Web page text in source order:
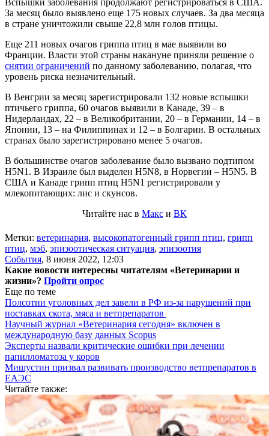
За месяц было выявлено еще 175 новых случаев. За два месяца
в стране уничтожили свыше 22,8 млн голов птицы.
Еще 211 новых очагов гриппа птиц в мае выявили во
Франции. Власти этой страны накануне приняли решение о
снятии ограничений по данному заболеванию, полагая, что
уровень риска незначительный.
В Венгрии за месяц зарегистрировали 132 новые вспышки
птичьего гриппа, 60 очагов выявили в Канаде, 39 – в
Нидерландах, 22 – в Великобритании, 20 – в Германии, 14 – в
Японии, 13 – на Филиппинах и 12 – в Болгарии. В остальных
странах было зарегистрировано менее 5 очагов.
В большинстве очагов заболевание было вызвано подтипом
H5N1. В Израиле был выделен H5N8, в Норвегии – H5N5. В
США и Канаде грипп птиц H5N1 регистрировали у
млекопитающих: лис и скунсов.
Читайте нас в Макс и ВК
Метки: ветеринария, высокопатогенный грипп птиц, грипп
птиц, мэб, эпизоотическая ситуация, эпизоотия
События, 8 июня 2022, 12:03
Какие новости интересны читателям «Ветеринарии и
жизни»? Пройти опрос
Еще по теме
Полсотни уголовных дел завели в РФ из-за нарушений при
поставках скота, мяса и ветпрепаратов
Научный журнал «Ветеринария сегодня» включен в
международную базу данных Scopus
Эксперты назвали критические ошибки при лечении
папилломатоза у коров
Мишустин призвал развивать производство ветпрепаратов в
ЕАЭС
Читайте также: